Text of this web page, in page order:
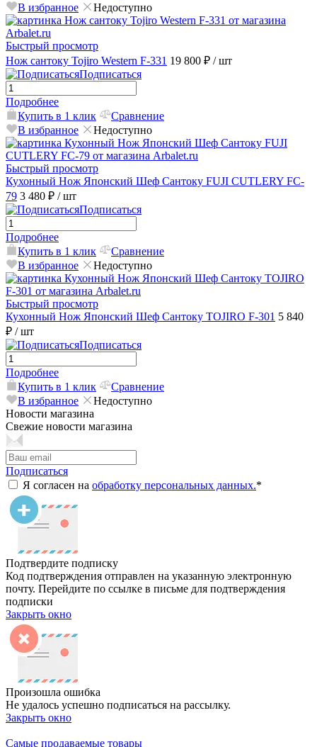
В избранное
Недоступно
Быстрый просмотр
Нож сантоку Tojiro Western F-331 19 800 ₽ / шт
Подписаться
Подробнее
Купить в 1 клик
Сравнение
В избранное
Недоступно
Быстрый просмотр
Кухонный Нож Японский Шеф Сантоку FUJI CUTLERY FC-
79 3 480 ₽ / шт
Подписаться
Подробнее
Купить в 1 клик
Сравнение
В избранное
Недоступно
Быстрый просмотр
Кухонный Нож Японский Шеф Сантоку TOJIRO F-301 5 840
₽ / шт
Подписаться
Подробнее
Купить в 1 клик
Сравнение
В избранное
Недоступно
Новости магазина
Свежие новости магазина
Подписаться
Я согласен на обработку персональных данных.*
Подтвердите подписку
Код подтверждения отправлен на указанную электронную
почту. Перейдите по ссылке в письме для подтверждения
подписки
Закрыть окно
Произошла ошибка
Не удалось успешно подписаться на рассылку.
Закрыть окно
Самые продаваемые товары